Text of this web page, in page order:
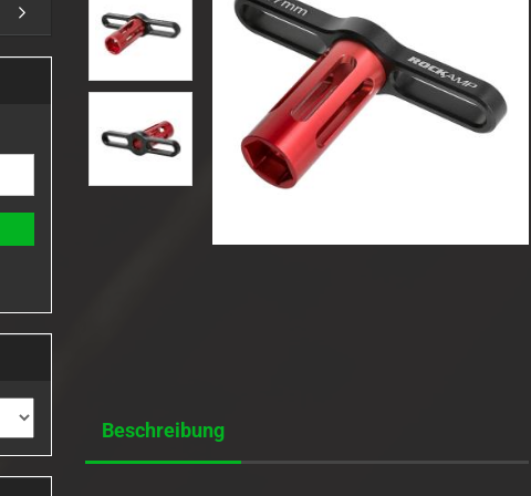
Sender/Empfänger Akku
Ladesicherheit
Beschreibung